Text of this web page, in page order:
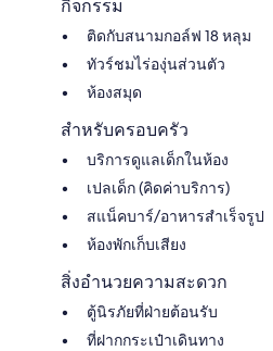
กิจกรรม
ติดกับสนามกอล์ฟ 18 หลุม
ทัวร์ชมไร่องุ่นส่วนตัว
ห้องสมุด
สำหรับครอบครัว
บริการดูแลเด็กในห้อง
เปลเด็ก (คิดค่าบริการ)
สแน็คบาร์/อาหารสำเร็จรูป
ห้องพักเก็บเสียง
สิ่งอำนวยความสะดวก
ตู้นิรภัยที่ฝ่ายต้อนรับ
ที่ฝากกระเป๋าเดินทาง